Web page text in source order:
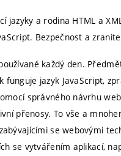
a rodina HTML a
Bezpečnost a
každý den.
jazyk JavaScript,
správného návrhu
přenosy. To vše a
se webovými
se vytvářením aplikací,